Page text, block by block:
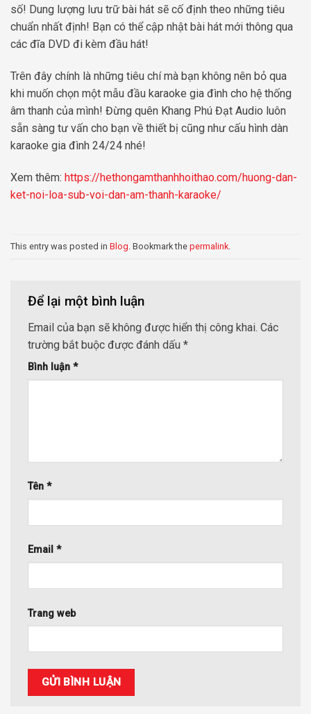
số! Dung lượng lưu trữ bài hát sẽ cố định theo những tiêu
chuẩn nhất định! Bạn có thể cập nhật bài hát mới thông qua
các đĩa DVD đi kèm đầu hát!
Trên đây chính là những tiêu chí mà bạn không nên bỏ qua
khi muốn chọn một mẫu đầu karaoke gia đình cho hệ thống
âm thanh của mình! Đừng quên Khang Phú Đạt Audio luôn
sẵn sàng tư vấn cho bạn về thiết bị cũng như cấu hình dàn
karaoke gia đình 24/24 nhé!
Xem thêm: https://hethongamthanhhoithao.com/huong-dan-
ket-noi-loa-sub-voi-dan-am-thanh-karaoke/
This entry was posted in Blog . Bookmark the permalink
Để lại một bình luận
Email của bạn sẽ không được hiển thị công khai. Các
trường bắt buộc được đánh dấu *
Bình luận *
Tên *
Email *
Trang web